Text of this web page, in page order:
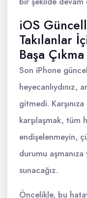
iOS
Takılanlar
Başa
Son iPhone
heyecanlıydınız,
gitmedi.
karşılaşmak, tüm
endişelenmeyin,
durumu aşmanıza
sunacağız.
Öncelikle, bu